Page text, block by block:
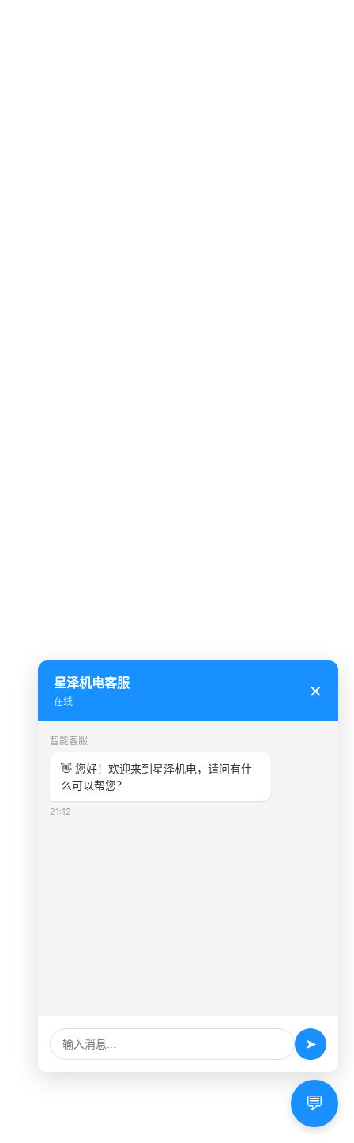
💬
星泽机电客服
在线
✕
智能客服
👋 您好！欢迎来到星泽机电，请问有什
么可以帮您？
21:12
➤